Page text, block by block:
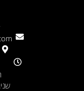
שני,